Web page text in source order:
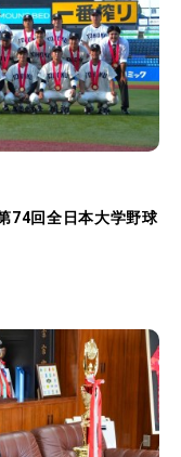
74回全日本大学野球